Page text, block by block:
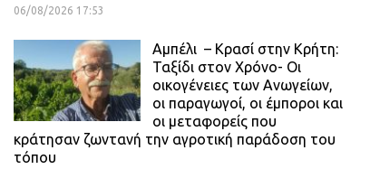
06/08/2026 17:53
Αμπέλι – Κρασί στην Κρήτη:
Ταξίδι στον Χρόνο- Οι
οικογένειες των Ανωγείων,
οι παραγωγοί, οι έμποροι και
οι μεταφορείς που
κράτησαν ζωντανή την αγροτική παράδοση του
τόπου